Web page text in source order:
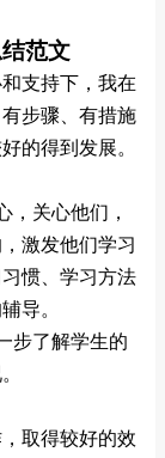
范文
支持下，我在
步骤、有措施
的得到发展。
，关心他们，
激发他们学习
惯、学习方法
导。
步了解学生的
取得较好的效